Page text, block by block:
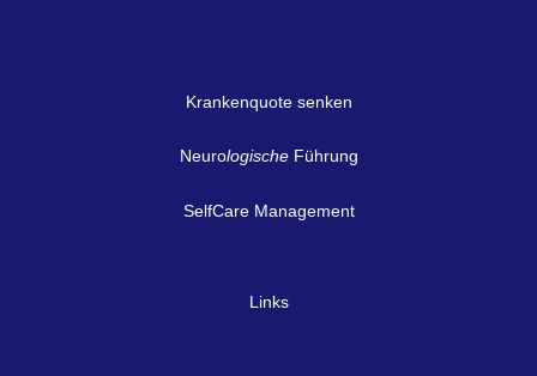
Krankenquote senken
NeurologischeFührung
SelfCare Management
Links